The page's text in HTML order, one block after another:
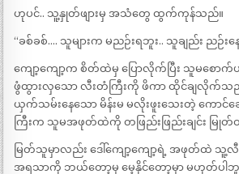
ဟုပင်.. သူ့နှုတ်ဖျားမှ အသံတွေ ထွက်ကုန်သည်။
“ခစ်ခစ်…. သူများက မညဉ်းရဘူး.. သူချည်း ညဉ်
ကျော့ကျော့က စိတ်ထဲမှ ပြောလိုက်ပြီး သူမစေ
ဖွံထွားလှသော လီးတံကြီးကို ဖိကာ ထိုင်ချလိုက်သည်။
ယှက်သမ်းနေသော မိန်းမ မလိုးဖူးသေးတဲ့ ကောင်ခ
ကြီးက သူမအဖုတ်ထဲကို တဖြည်းဖြည်းချင်း မြုတ်
မြတ်သူမှာလည်း ဒေါ်ကျော့ကျော့ရဲ့ အဖုတ်ထဲ သူ့လီ
အရသာကို ဘယ်တော့မှ မေ့နိုင်တော့မှာ မဟုတ်ပါဘူ